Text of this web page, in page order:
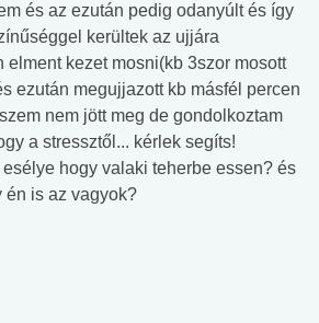
és az ezután pedig odanyúlt és így
kerültek az ujjára
elment kezet mosni(kb 3szor mosott
ezután megujjazott kb másfél percen
nem jött meg de gondolkoztam
a stressztől... kérlek segíts!
hogy valaki teherbe essen? és
én is az vagyok?